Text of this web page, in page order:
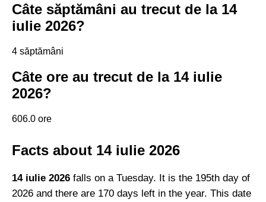
Câte săptămâni au trecut de la 14
iulie 2026?
4 săptămâni
Câte ore au trecut de la 14 iulie
2026?
606.0 ore
Facts about 14 iulie 2026
14 iulie 2026 falls on a Tuesday. It is the 195th day of
2026 and there are 170 days left in the year. This date